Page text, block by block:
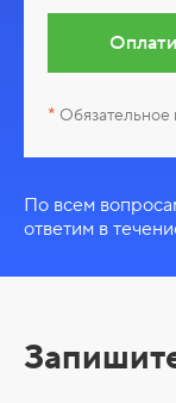
Обязательное
По всем
ответим в